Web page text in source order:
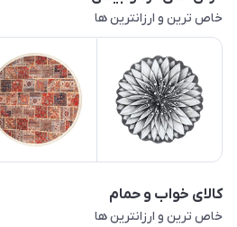
خاص ترین و ارزانترین ها
کالای خواب و حمام
خاص ترین و ارزانترین ها